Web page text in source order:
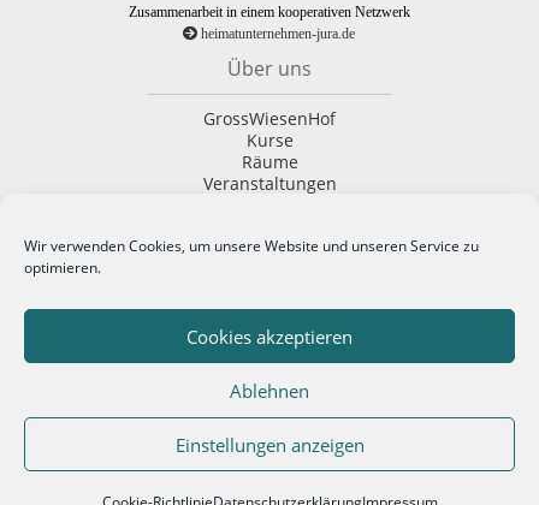
Wir verwenden Cookies, um unsere Website und unseren Service zu
optimieren.
Cookies akzeptieren
Ablehnen
Einstellungen anzeigen
Zusammenarbeit in einem kooperativen Netzwerk
heimatunternehmen-jura.de
Über uns
GrossWiesenHof
Kurse
Räume
Veranstaltungen
Rechtliches
Datenschutzerklärung
AGBs
Cookie-Richtlinie (EU)